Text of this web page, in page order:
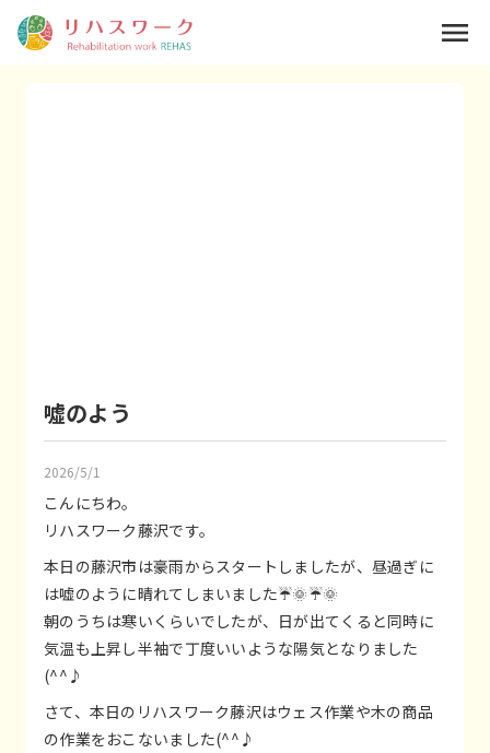
噓のよう
2026/5/1
こんにちわ。
リハスワーク藤沢です。
本日の藤沢市は豪雨からスタートしましたが、昼過ぎに
は嘘のように晴れてしまいました☔🌞☔🌞
朝のうちは寒いくらいでしたが、日が出てくると同時に
気温も上昇し半袖で丁度いいような陽気となりました
(^^♪
さて、本日のリハスワーク藤沢はウェス作業や木の商品
の作業をおこないました(^^♪
menu